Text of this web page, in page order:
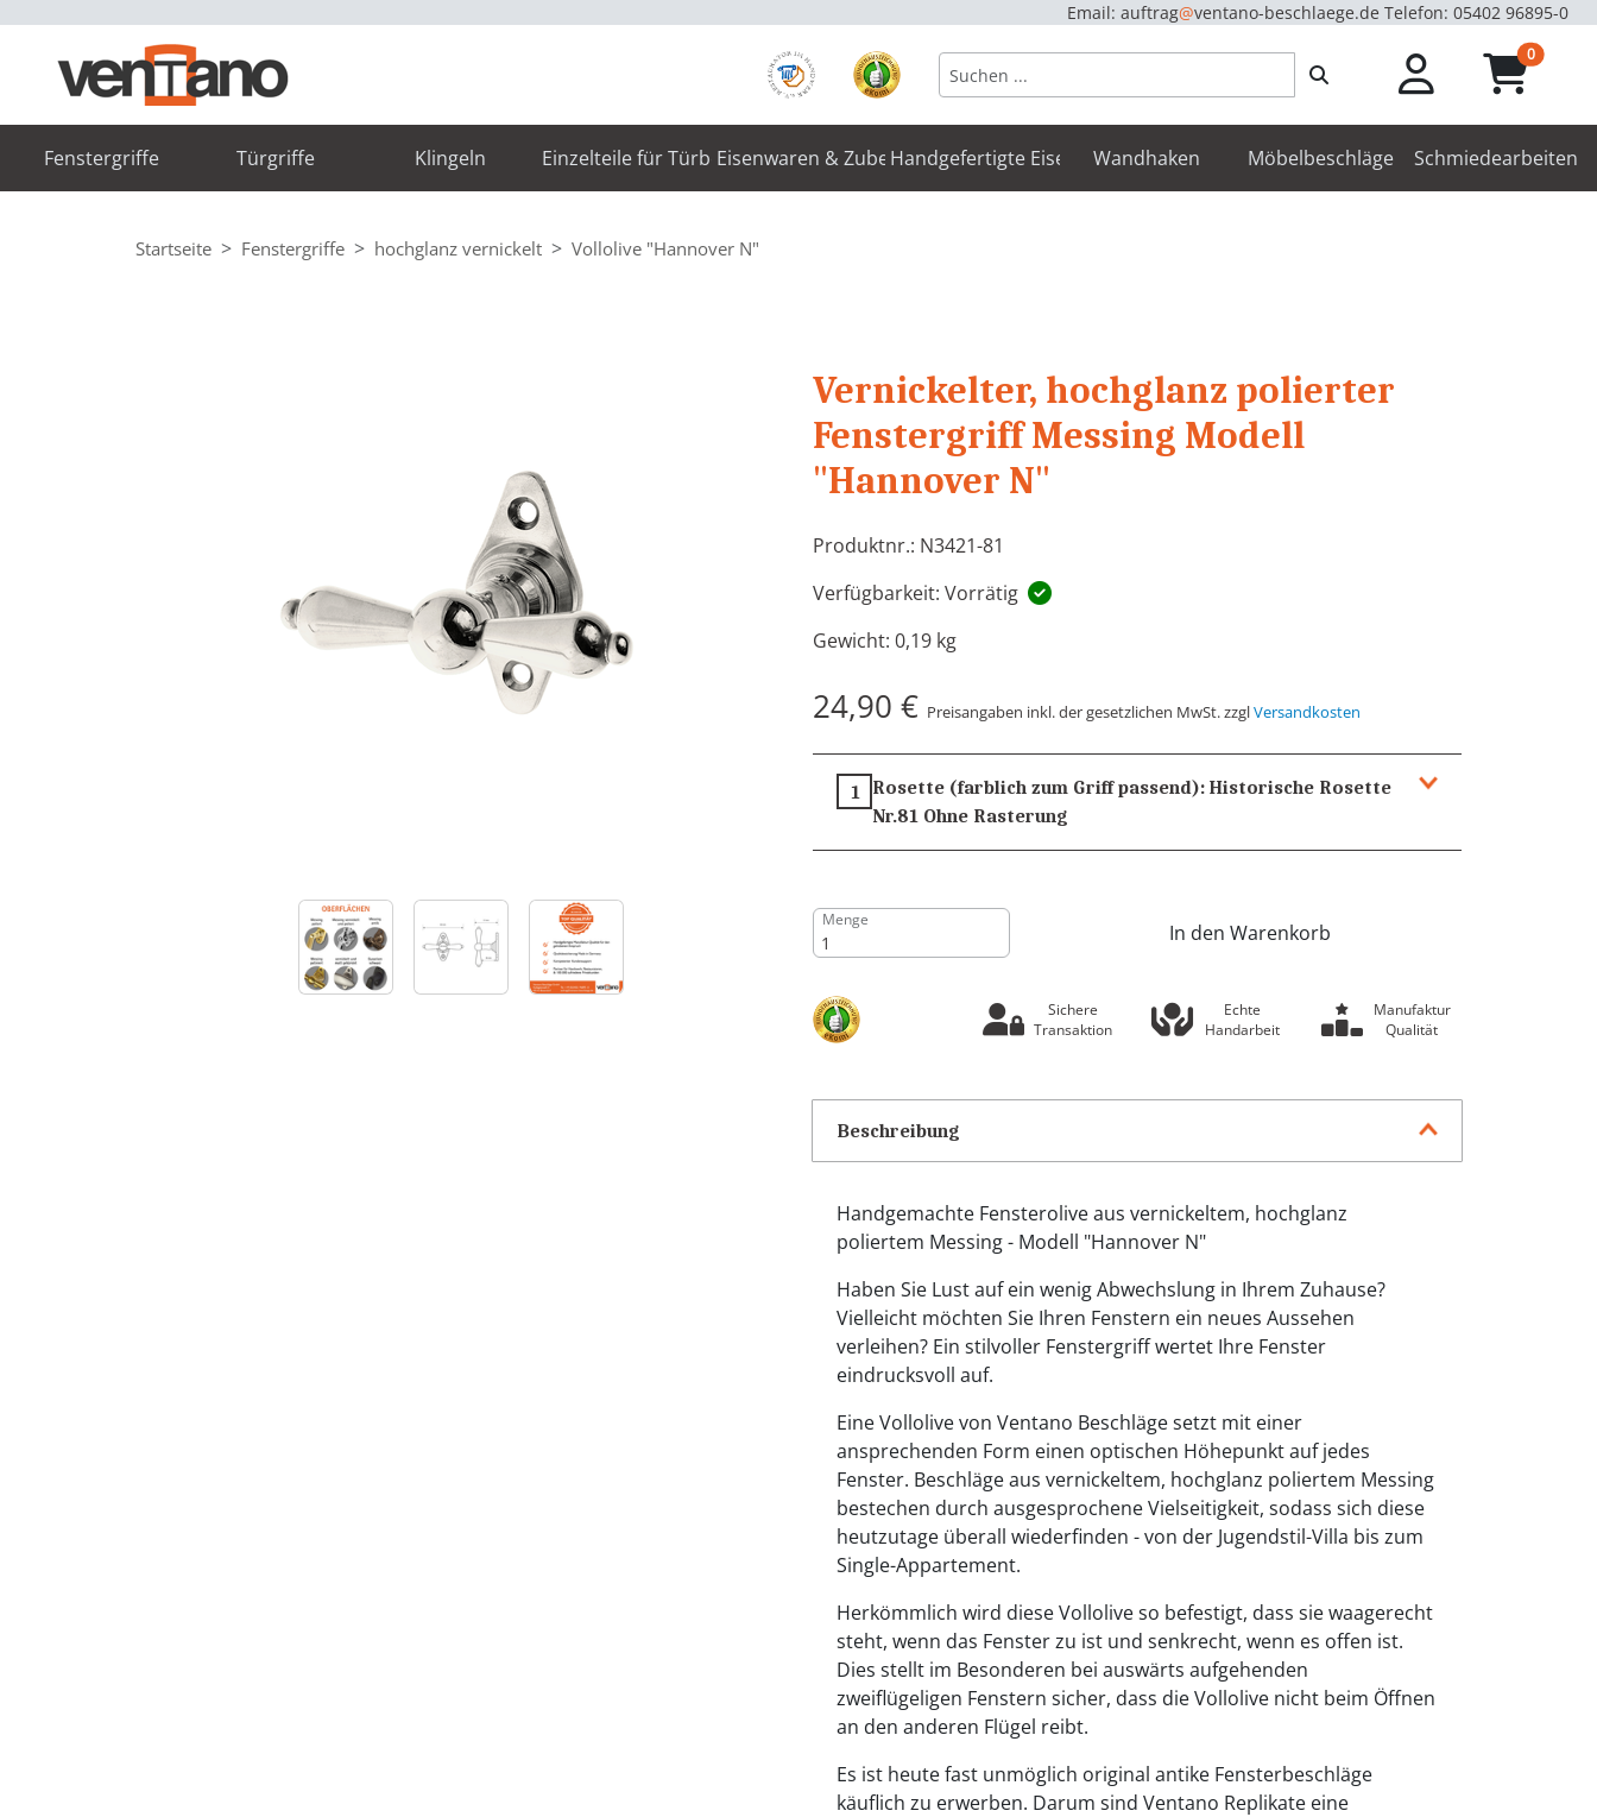
Email: auftrag@ventano-beschlaege.de Telefon: 05402 96895-0
0unread
Fenstergriffe Türgriffe Klingeln Einzelteile für TürbeschlägeEisenwaren & ZubehörHandgefertigte Eisenbeschläge
Wandhaken Möbelbeschläge Schmiedearbeiten
Startseite Fenstergriffe hochglanz vernickelt Vollolive "Hannover N"
Vernickelter, hochglanz polierter
Fenstergriff Messing Modell
"Hannover N"
Produktnr.: N3421-81
Verfügbarkeit: Vorrätig
Gewicht: 0,19 kg
24,90 € Preisangaben inkl. der gesetzlichen MwSt. zzglVersandkosten
1 Rosette (farblich zum Griff passend): Historische Rosette
Nr.81 Ohne Rasterung
Menge
In den Warenkorb
Sichere
Transaktion
Echte
Handarbeit
Manufaktur
Qualität
Beschreibung
Handgemachte Fensterolive aus vernickeltem, hochglanz
poliertem Messing - Modell "Hannover N"
Haben Sie Lust auf ein wenig Abwechslung in Ihrem Zuhause?
Vielleicht möchten Sie Ihren Fenstern ein neues Aussehen
verleihen? Ein stilvoller Fenstergriff wertet Ihre Fenster
eindrucksvoll auf.
Eine Vollolive von Ventano Beschläge setzt mit einer
ansprechenden Form einen optischen Höhepunkt auf jedes
Fenster. Beschläge aus vernickeltem, hochglanz poliertem Messing
bestechen durch ausgesprochene Vielseitigkeit, sodass sich diese
heutzutage überall wiederfinden - von der Jugendstil-Villa bis zum
Single-Appartement.
Herkömmlich wird diese Vollolive so befestigt, dass sie waagerecht
steht, wenn das Fenster zu ist und senkrecht, wenn es offen ist.
Dies stellt im Besonderen bei auswärts aufgehenden
zweiflügeligen Fenstern sicher, dass die Vollolive nicht beim Öffnen
an den anderen Flügel reibt.
Es ist heute fast unmöglich original antike Fensterbeschläge
käuflich zu erwerben. Darum sind Ventano Replikate eine